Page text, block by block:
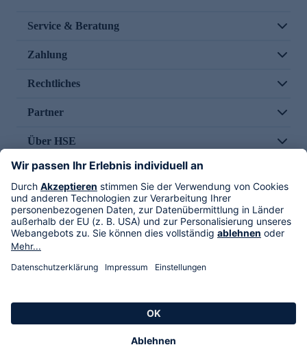
Service & Beratung
Zahlung
Rechtliches
Partner
Über HSE
Im TV
HSE International